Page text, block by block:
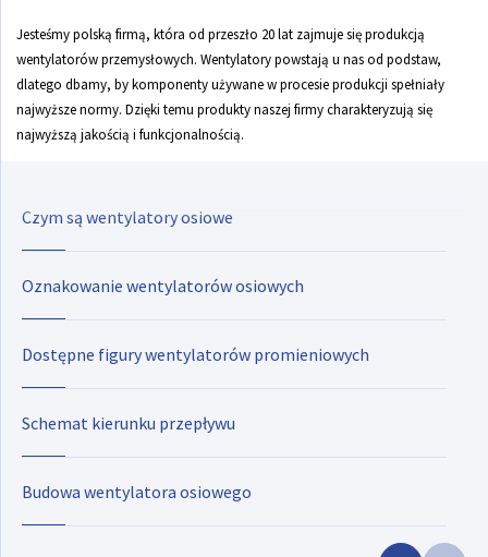
Jesteśmy polską firmą, która od przeszło 20 lat zajmuje się produkcją
wentylatorów przemysłowych. Wentylatory powstają u nas od podstaw,
dlatego dbamy, by komponenty używane w procesie produkcji spełniały
najwyższe normy. Dzięki temu produkty naszej firmy charakteryzują się
najwyższą jakością i funkcjonalnością.
Czym są wentylatory promieniowe
Zasady wentylatorowe
Czym są wentylatory osiowe
Oznakowanie wentylatorów osiowych
Dostępne figury wentylatorów promieniowych
Schemat kierunku przepływu
Budowa wentylatora osiowego